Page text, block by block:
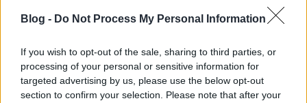
Blog - Do Not Process My Personal Information
If you wish to opt-out of the sale, sharing to third parties, or
processing of your personal or sensitive information for
targeted advertising by us, please use the below opt-out
section to confirm your selection. Please note that after your